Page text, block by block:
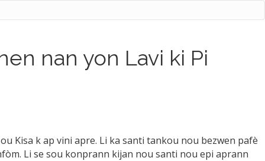
nan yon Lavi ki Pi
Kisa k ap vini apre. Li ka santi tankou nou bezwen pafè
Li se sou konprann kijan nou santi nou epi aprann